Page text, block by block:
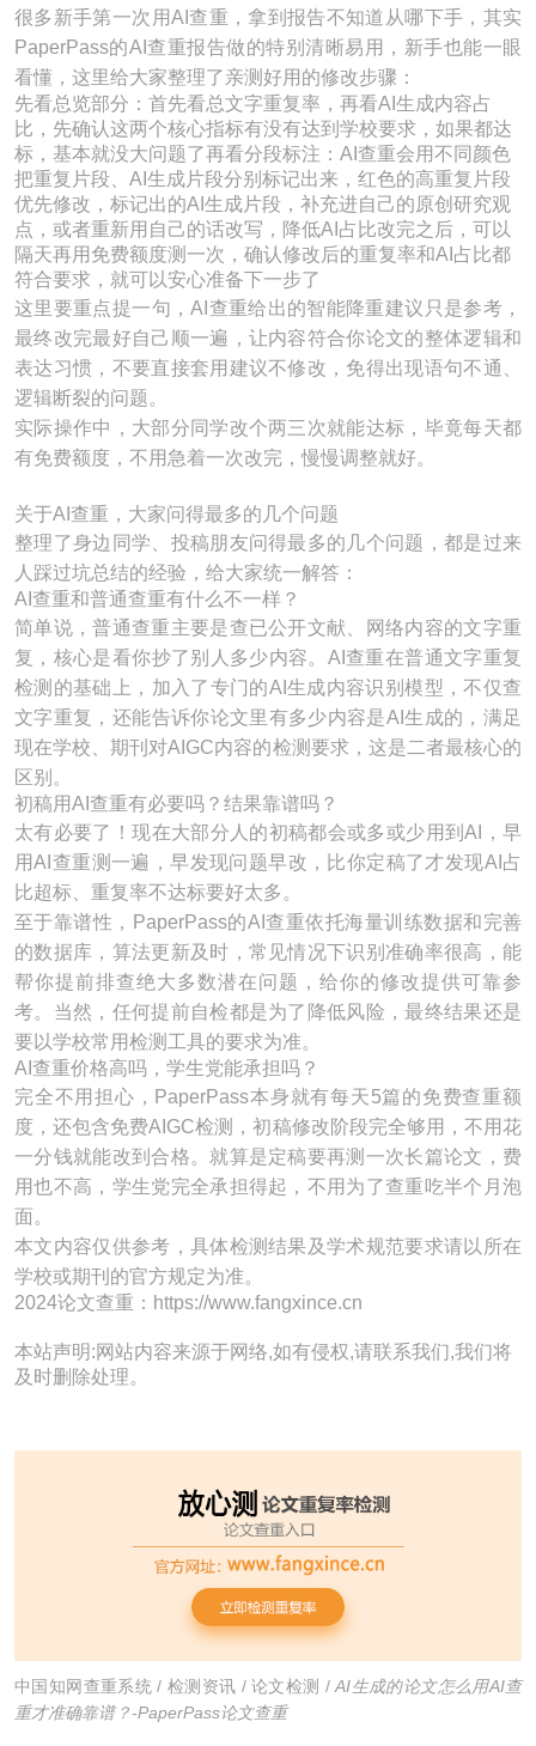
很多新手第一次用AI查重，拿到报告不知道从哪下手，其实
PaperPass的AI查重报告做的特别清晰易用，新手也能一眼
看懂，这里给大家整理了亲测好用的修改步骤：
先看总览部分：首先看总文字重复率，再看AI生成内容占
比，先确认这两个核心指标有没有达到学校要求，如果都达
标，基本就没大问题了再看分段标注：AI查重会用不同颜色
把重复片段、AI生成片段分别标记出来，红色的高重复片段
优先修改，标记出的AI生成片段，补充进自己的原创研究观
点，或者重新用自己的话改写，降低AI占比改完之后，可以
隔天再用免费额度测一次，确认修改后的重复率和AI占比都
符合要求，就可以安心准备下一步了
这里要重点提一句，AI查重给出的智能降重建议只是参考，
最终改完最好自己顺一遍，让内容符合你论文的整体逻辑和
表达习惯，不要直接套用建议不修改，免得出现语句不通、
逻辑断裂的问题。
实际操作中，大部分同学改个两三次就能达标，毕竟每天都
有免费额度，不用急着一次改完，慢慢调整就好。
关于AI查重，大家问得最多的几个问题
整理了身边同学、投稿朋友问得最多的几个问题，都是过来
人踩过坑总结的经验，给大家统一解答：
AI查重和普通查重有什么不一样？
简单说，普通查重主要是查已公开文献、网络内容的文字重
复，核心是看你抄了别人多少内容。AI查重在普通文字重复
检测的基础上，加入了专门的AI生成内容识别模型，不仅查
文字重复，还能告诉你论文里有多少内容是AI生成的，满足
现在学校、期刊对AIGC内容的检测要求，这是二者最核心的
区别。
初稿用AI查重有必要吗？结果靠谱吗？
太有必要了！现在大部分人的初稿都会或多或少用到AI，早
用AI查重测一遍，早发现问题早改，比你定稿了才发现AI占
比超标、重复率不达标要好太多。
至于靠谱性，PaperPass的AI查重依托海量训练数据和完善
的数据库，算法更新及时，常见情况下识别准确率很高，能
帮你提前排查绝大多数潜在问题，给你的修改提供可靠参
考。当然，任何提前自检都是为了降低风险，最终结果还是
要以学校常用检测工具的要求为准。
AI查重价格高吗，学生党能承担吗？
完全不用担心，PaperPass本身就有每天5篇的免费查重额
度，还包含免费AIGC检测，初稿修改阶段完全够用，不用花
一分钱就能改到合格。就算是定稿要再测一次长篇论文，费
用也不高，学生党完全承担得起，不用为了查重吃半个月泡
面。
本文内容仅供参考，具体检测结果及学术规范要求请以所在
学校或期刊的官方规定为准。
2024论文查重：https://www.fangxince.cn
本站声明:网站内容来源于网络,如有侵权,请联系我们,我们将
及时删除处理。
中国知网查重系统 / 检测资讯 / 论文检测 /AI生成的论文怎么用AI查
重才准确靠谱？-PaperPass论文查重